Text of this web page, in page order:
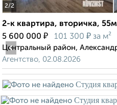
2/2
2-к квартира, вторичка,
5 600 000 ₽ 101 300 ₽ за м²
Центральный район,
Агентство, 02.08.2026
‹